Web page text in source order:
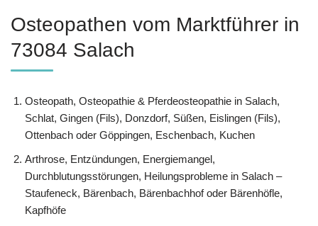
Osteopathen vom Marktführer in
73084 Salach
Osteopath, Osteopathie & Pferdeosteopathie in Salach,
Schlat, Gingen (Fils), Donzdorf, Süßen, Eislingen (Fils),
Ottenbach oder Göppingen, Eschenbach, Kuchen
Arthrose, Entzündungen, Energiemangel,
Durchblutungsstörungen, Heilungsprobleme in Salach –
Staufeneck, Bärenbach, Bärenbachhof oder Bärenhöfle,
Kapfhöfe